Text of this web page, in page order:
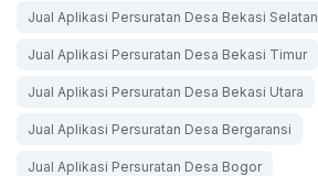
Jual Aplikasi Persuratan Desa Bekasi Selatan
Jual Aplikasi Persuratan Desa Bekasi Timur
Jual Aplikasi Persuratan Desa Bekasi Utara
Jual Aplikasi Persuratan Desa Bergaransi
Jual Aplikasi Persuratan Desa Bogor